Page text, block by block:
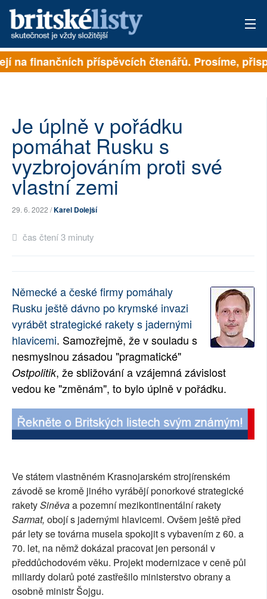
PŘIHLÁSIT
ARCHIV
ROZHOVORY
TÉMATA
RUBRIKY
PLNÁ VERZE STRÁNEK
finančních příspěvcích čtenářů. Prosíme,
Je úplně v pořádku
pomáhat Rusku s
vyzbrojováním proti své
vlastní zemi
29. 6. 2022 /Karel Dolejší
čas čtení 3 minuty
Německé a české firmy pomáhaly
Rusku ještě dávno po krymské invazi
vyrábět strategické rakety s jadernými
hlavicemi. Samozřejmě, že v souladu s
nesmyslnou zásadou "pragmatické"
Ostpolitik, že sbližování a vzájemná závislost
vedou ke "změnám", to bylo úplně v pořádku.
Ve státem vlastněném Krasnojarském strojírenském
závodě se kromě jiného vyrábějí ponorkové strategické
raketySiněvaa pozemní mezikontinentální rakety
Sarmat, obojí s jadernými hlavicemi. Ovšem ještě před
pár lety se továrna musela spokojit s vybavením z 60. a
70. let, na němž dokázal pracovat jen personál v
předdůchodovém věku. Projekt modernizace v ceně půl
miliardy dolarů poté zastřešilo ministerstvo obrany a
osobně ministr Šojgu.